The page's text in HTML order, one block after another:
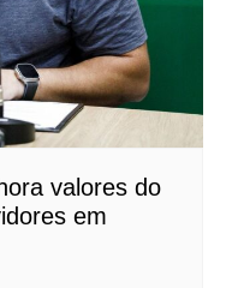
valores do
em